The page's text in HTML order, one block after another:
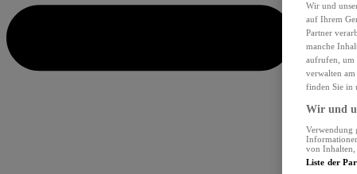
Wir und
auf Ihrem
Partner
manche
aufrufen, um
verwalten
finden Sie in
Wir und
Verwendung
von Inhalten,
Liste der